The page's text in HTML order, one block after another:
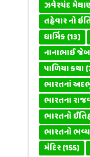
ઝવેરચંદ
તહેવાર નો
ધાર્મિક(13)
નાનાભાઈ
પાળિયા કથા
ભારતનાં
ભારતના
ભારતનો
ભારતનો ભવ્ય
મંદિર(155)